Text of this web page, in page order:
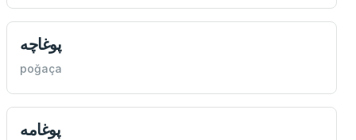
پوغاچه
poğaça
پوغامه